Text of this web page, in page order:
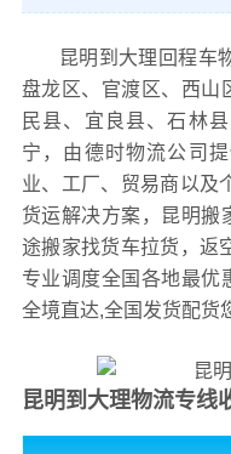
昆明到大理回程车物
盘龙区、官渡区、西山
民县、宜良县、石林
宁， 由德时物流公司
业、工厂、贸易商以及
货运解决方案，昆明搬
途搬家找货车拉货，返
专业调度全国各地最优
全境直达,全国发货配货
昆明到大理物流专线